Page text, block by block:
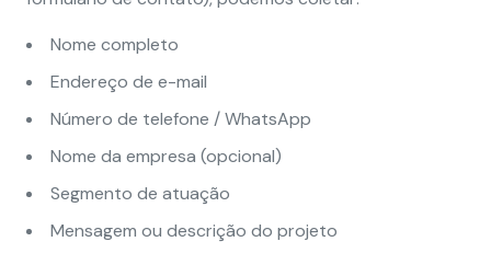
Nome completo
Endereço de e-mail
Número de telefone / WhatsApp
Nome da empresa (opcional)
Segmento de atuação
Mensagem ou descrição do projeto